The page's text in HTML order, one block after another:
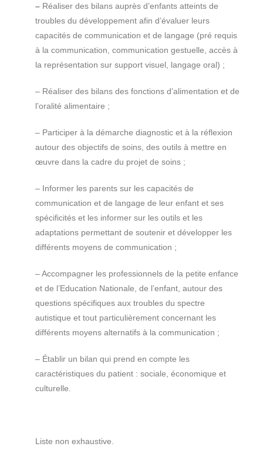
– Réaliser des bilans auprès d’enfants atteints de
troubles du développement afin d’évaluer leurs
capacités de communication et de langage (pré requis
à la communication, communication gestuelle, accès à
la représentation sur support visuel, langage oral) ;
– Réaliser des bilans des fonctions d’alimentation et de
l’oralité alimentaire ;
– Participer à la démarche diagnostic et à la réflexion
autour des objectifs de soins, des outils à mettre en
œuvre dans la cadre du projet de soins ;
– Informer les parents sur les capacités de
communication et de langage de leur enfant et ses
spécificités et les informer sur les outils et les
adaptations permettant de soutenir et développer les
différents moyens de communication ;
– Accompagner les professionnels de la petite enfance
et de l’Education Nationale, de l’enfant, autour des
questions spécifiques aux troubles du spectre
autistique et tout particulièrement concernant les
différents moyens alternatifs à la communication ;
– Établir un bilan qui prend en compte les
caractéristiques du patient : sociale, économique et
culturelle.
Liste non exhaustive.